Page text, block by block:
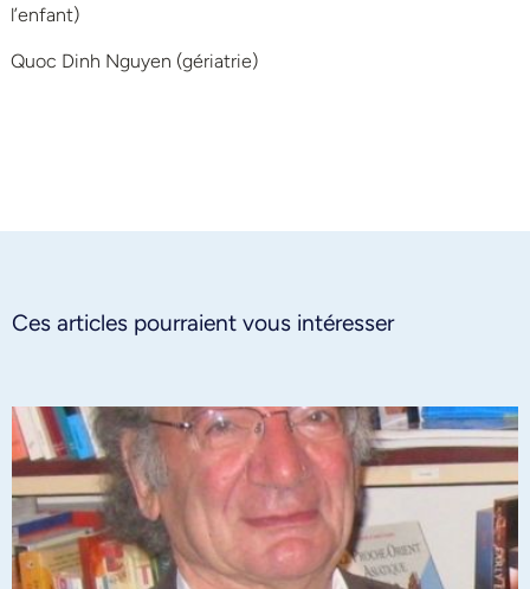
l’enfant)
Quoc Dinh Nguyen (gériatrie)
Ces articles pourraient vous intéresser